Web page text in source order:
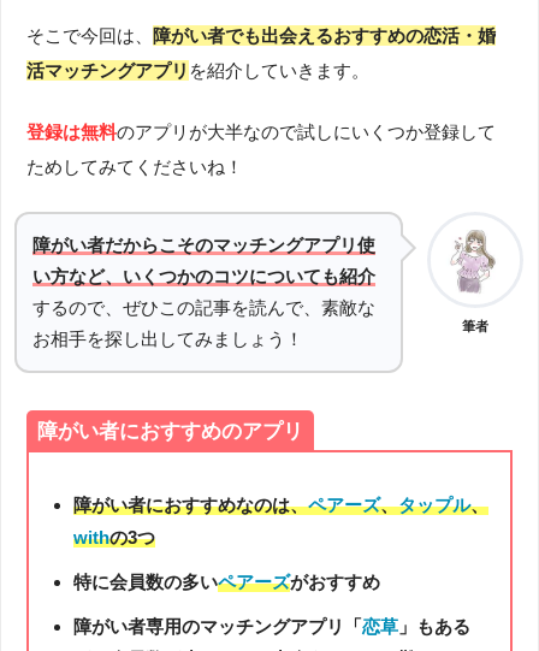
そこで今回は、
障がい者でも出会えるおすすめの恋活・婚
活マッチングアプリ を紹介していきます。
登録は無料のアプリが大半なので試しにいくつか登録して
ためしてみてくださいね！
障がい者だからこそのマッチングアプリ使
い方など、いくつかのコツについても紹介
するので、ぜひこの記事を読んで、素敵な
お相手を探し出してみましょう！
筆者
障がい者におすすめのアプリ
障がい者におすすめなのは、ペアーズ、タップル、
withの3つ
特に会員数の多いペアーズがおすすめ
障がい者専用のマッチングアプリ「恋草」もある